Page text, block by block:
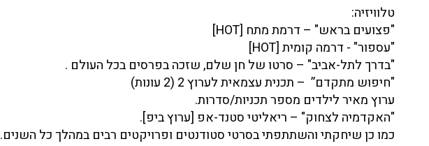
טלוויזיה:
"פצועים בראש" – דרמת מתח [HOT]
"עספור" - דרמה קומית [HOT]
"בדרך לתל-אביב" – סרטו של חן שלם, שזכה בפרסים בכל העולם .
"חיפוש מתקדם” – תכנית עצמאית לערוץ 2 (2 עונות)
ערוץ מאיר לילדים מספר תכניות/סדרות.
"האקדמיה לצחוק" – ריאליטי סטנד-אפ [ערוץ ביפ].
כמו כן שיחקתי והשתתפתי בסרטי סטודנטים ופרויקטים רבים במהלך כל השנים.